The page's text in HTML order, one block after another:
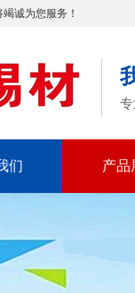
诚为您服务！
们 产品